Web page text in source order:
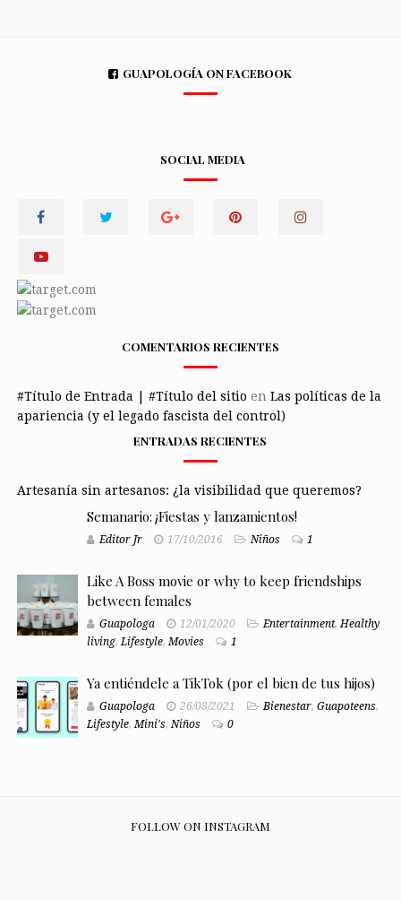
GUAPOLOGÍA ON FACEBOOK
SOCIAL MEDIA
COMENTARIOS RECIENTES
#Título de Entrada | #Título del sitio en Las políticas de la
apariencia (y el legado fascista del control)
ENTRADAS RECIENTES
Artesanía sin artesanos: ¿la visibilidad que queremos?
Semanario: ¡Fiestas y lanzamientos!
Editor Jr 17/10/2016 Niños 1
Like A Boss movie or why to keep friendships
between females
Guapologa 12/01/2020 Entertainment,Healthy
living,Lifestyle,Movies 1
Ya entiéndele a TikTok (por el bien de tus hijos)
Guapologa 26/08/2021 Bienestar, Guapoteens,
Lifestyle,Mini's,Niños 0
FOLLOW ON INSTAGRAM